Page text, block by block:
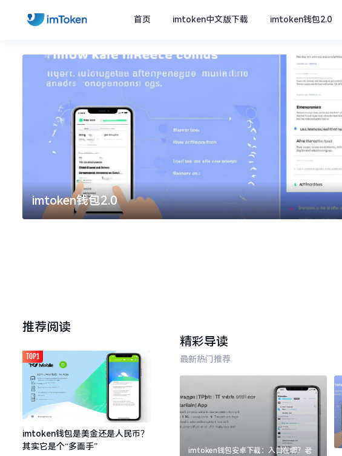
首页 imtoken中文版下载 imtoken钱包2.0
imtoken钱包2.0
推荐阅读
imtoken钱包是美金还是人民币？
其实它是个“多面手”
TOP1
精彩导读
最新热门推荐
imtoken钱包安卓下载：入口在哪？老